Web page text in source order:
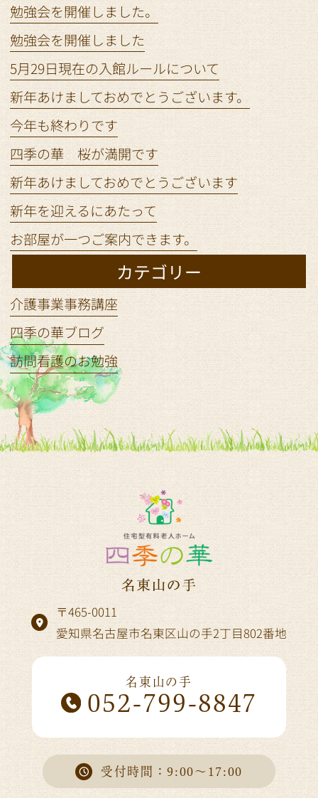
勉強会を開催しました。
勉強会を開催しました
5月29日現在の入館ルールについて
新年あけましておめでとうございます。
今年も終わりです
四季の華 桜が満開です
新年あけましておめでとうございます
新年を迎えるにあたって
お部屋が一つご案内できます。
カテゴリー
介護事業事務講座
四季の華ブログ
訪問看護のお勉強
〒465-0011
愛知県名古屋市名東区山の手2丁目802番地
名東山の手
052-799-8847
受付時間：9:00～17:00